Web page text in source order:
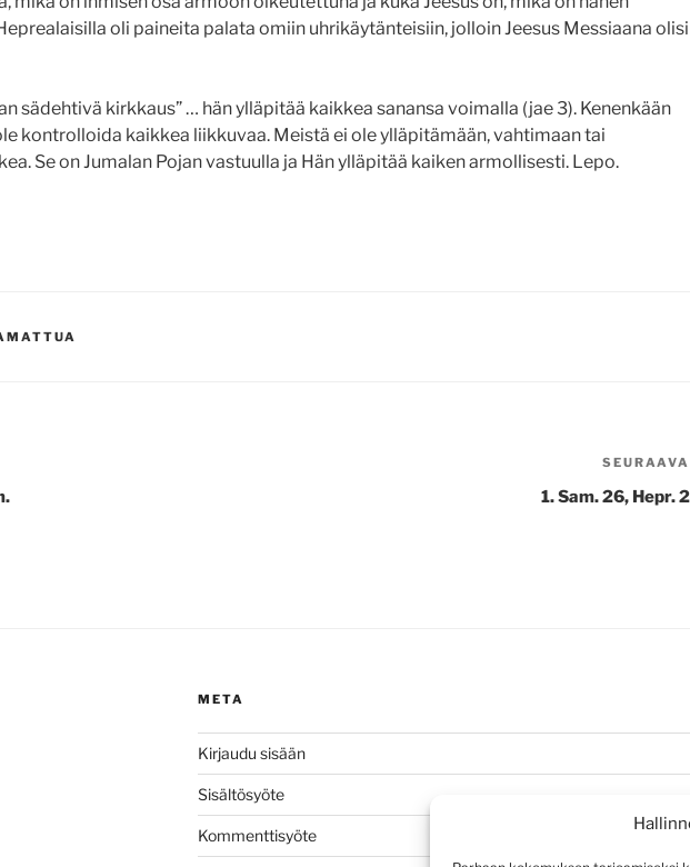
oli paineita palata omiin uhrikäytänteisiin, jolloin Jeesus Messiaana olisi
sädehtivä kirkkaus” … hän ylläpitää kaikkea sanansa voimalla (jae 3). Kenenkään
kontrolloida kaikkea liikkuvaa. Meistä ei ole ylläpitämään, vahtimaan tai
Se on Jumalan Pojan vastuulla ja Hän ylläpitää kaiken armollisesti. Lepo.
SEURAAVA
1. Sam. 26, Hepr. 2
META
Kirjaudu sisään
Sisältösyöte
Kommenttisyöte